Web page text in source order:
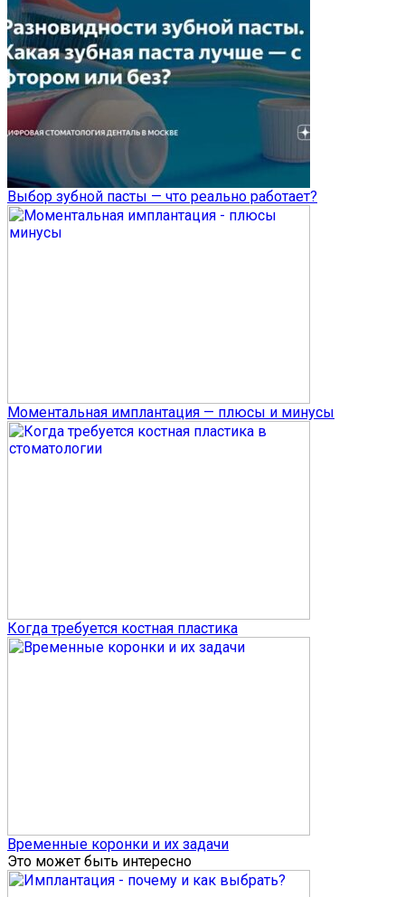
Выбор зубной пасты — что реально работает?
Моментальная имплантация — плюсы и минусы
Когда требуется костная пластика
Временные коронки и их задачи
Это может быть интересно